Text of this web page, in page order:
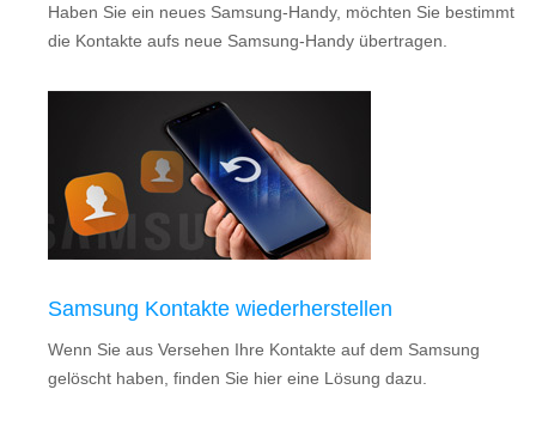
Haben Sie ein neues Samsung-Handy, möchten Sie bestimmt
die Kontakte aufs neue Samsung-Handy übertragen.
Samsung Kontakte wiederherstellen
Wenn Sie aus Versehen Ihre Kontakte auf dem Samsung
gelöscht haben, finden Sie hier eine Lösung dazu.